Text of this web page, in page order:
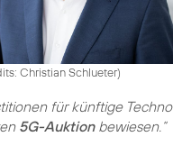
Christian Schlueter)
für künftige
5G-Auktionbewiesen.“